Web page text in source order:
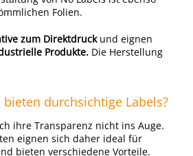
Folien.
zum Direktdruck und eignen
Produkte. Die Herstellung
durchsichtige Labels?
ihre Transparenz nicht ins Auge.
eignen sich daher ideal für
bieten verschiedene Vorteile.